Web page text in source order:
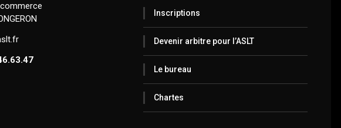
Inscriptions
Devenir arbitre pour l’ASLT
Le bureau
Chartes